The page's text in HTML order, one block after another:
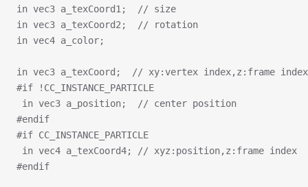
in vec3 a_texCoord1;  // size
in vec3 a_texCoord2;  // rotation
in vec4 a_color;
in vec3 a_texCoord;  // xy:vertex index,z:frame index
#if !CC_INSTANCE_PARTICLE
in vec3 a_position;  // center position
#endif
#if CC_INSTANCE_PARTICLE
in vec4 a_texCoord4; // xyz:position,z:frame index
#endif